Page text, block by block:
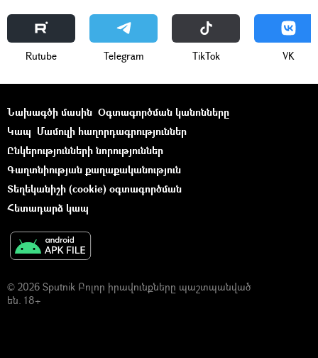
Rutube Telegram ТikТоk VK
Նախագծի մասին Օգտագործման կանոնները
Կապ Մամուլի հաղորդագրություններ
Ընկերությունների նորություններ
Գաղտնիության քաղաքականություն
Տեղեկանիշի (cookie) օգտագործման
Հետադարձ կապ
© 2026 Sputnik Բոլոր իրավունքները պաշտպանված
են. 18+